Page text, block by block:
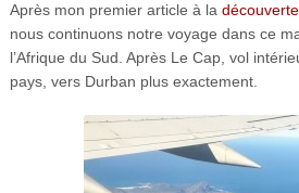
Après mon premier article à la
nous continuons notre voyage dans ce
l’Afrique du Sud. Après Le Cap, vol
pays, vers Durban plus exactement.